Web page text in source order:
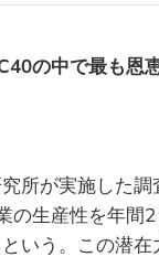
中で最も恩恵
所が実施した
の生産性を年間
いう。この潜